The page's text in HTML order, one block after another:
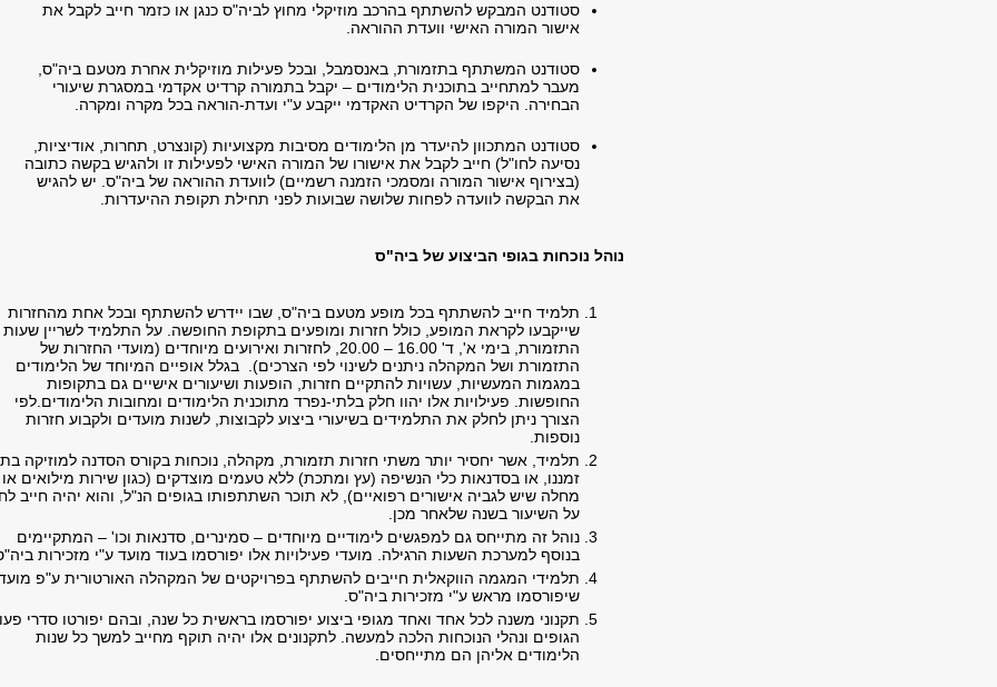
סטודנט המבקש להשתתף בהרכב מוזיקלי מחוץ לביה"ס כנגן או כזמר חייב לקבל את
אישור המורה האישי וועדת ההוראה.
סטודנט המשתתף בתזמורת, באנסמבל, ובכל פעילות מוזיקלית אחרת מטעם ביה"ס,
מעבר למתחייב בתוכנית הלימודים – יקבל בתמורה קרדיט אקדמי במסגרת שיעורי
הבחירה. היקפו של הקרדיט האקדמי ייקבע ע"י ועדת-הוראה בכל מקרה ומקרה.
סטודנט המתכוון להיעדר מן הלימודים מסיבות מקצועיות (קונצרט, תחרות, אודיציות,
נסיעה לחו"ל) חייב לקבל את אישורו של המורה האישי לפעילות זו ולהגיש בקשה כתובה
(בצירוף אישור המורה ומסמכי הזמנה רשמיים) לוועדת ההוראה של ביה"ס. יש להגיש
את הבקשה לוועדה לפחות שלושה שבועות לפני תחילת תקופת ההיעדרות.
נוהל נוכחות בגופי הביצוע של ביה"ס
תלמיד חייב להשתתף בכל מופע מטעם ביה"ס, שבו יידרש להשתתף ובכל אחת מהחזרות
שייקבעו לקראת המופע, כולל חזרות ומופעים בתקופת החופשה. על התלמיד לשריין שעות
התזמורת, בימי א', ד' 16.00 – 20.00, לחזרות ואירועים מיוחדים (מועדי החזרות של
התזמורת ושל המקהלה ניתנים לשינוי לפי הצרכים). בגלל אופיים המיוחד של הלימודים
במגמות המעשיות, עשויות להתקיים חזרות, הופעות ושיעורים אישיים גם בתקופות
החופשות. פעילויות אלו יהוו חלק בלתי-נפרד מתוכנית הלימודים ומחובות הלימודים.לפי
הצורך ניתן לחלק את התלמידים בשיעורי ביצוע לקבוצות, לשנות מועדים ולקבוע חזרות
נוספות.
תלמיד, אשר יחסיר יותר משתי חזרות תזמורת, מקהלה, נוכחות בקורס הסדנה למוזיקה בת
זמננו, או בסדנאות כלי הנשיפה (עץ ומתכת) ללא טעמים מוצדקים (כגון שירות מילואים או
מחלה שיש לגביה אישורים רפואיים), לא תוכר השתתפותו בגופים הנ"ל, והוא יהיה חייב
על השיעור בשנה שלאחר מכן.
נוהל זה מתייחס גם למפגשים לימודיים מיוחדים – סמינרים, סדנאות וכו' – המתקיימים
בנוסף למערכת השעות הרגילה. מועדי פעילויות אלו יפורסמו בעוד מועד ע"י מזכירות
תלמידי המגמה הווקאלית חייבים להשתתף בפרויקטים של המקהלה האורטורית ע"פ
שיפורסמו מראש ע"י מזכירות ביה"ס.
תקנוני משנה לכל אחד ואחד מגופי ביצוע יפורסמו בראשית כל שנה, ובהם יפורטו סדרי
הגופים ונהלי הנוכחות הלכה למעשה. לתקנונים אלו יהיה תוקף מחייב למשך כל שנות
הלימודים אליהן הם מתייחסים.